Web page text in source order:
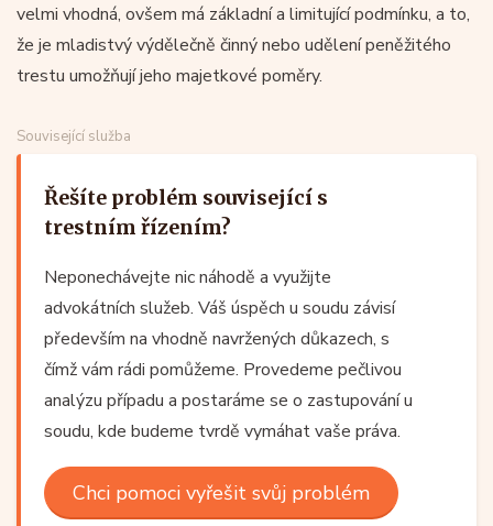
velmi vhodná, ovšem má základní a limitující podmínku, a to,
že je mladistvý výdělečně činný nebo udělení peněžitého
trestu umožňují jeho majetkové poměry.
Související služba
Řešíte problém související s
trestním řízením?
Neponechávejte nic náhodě a využijte
advokátních služeb. Váš úspěch u soudu závisí
především na vhodně navržených důkazech, s
čímž vám rádi pomůžeme. Provedeme pečlivou
analýzu případu a postaráme se o zastupování u
soudu, kde budeme tvrdě vymáhat vaše práva.
Chci pomoci vyřešit svůj problém